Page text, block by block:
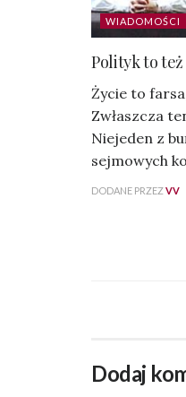
WIADOMOŚCI
Polityk to też
Życie to
Zwłaszcza
Niejeden z
sejmowych
DODANE PRZEZVV
Dodaj